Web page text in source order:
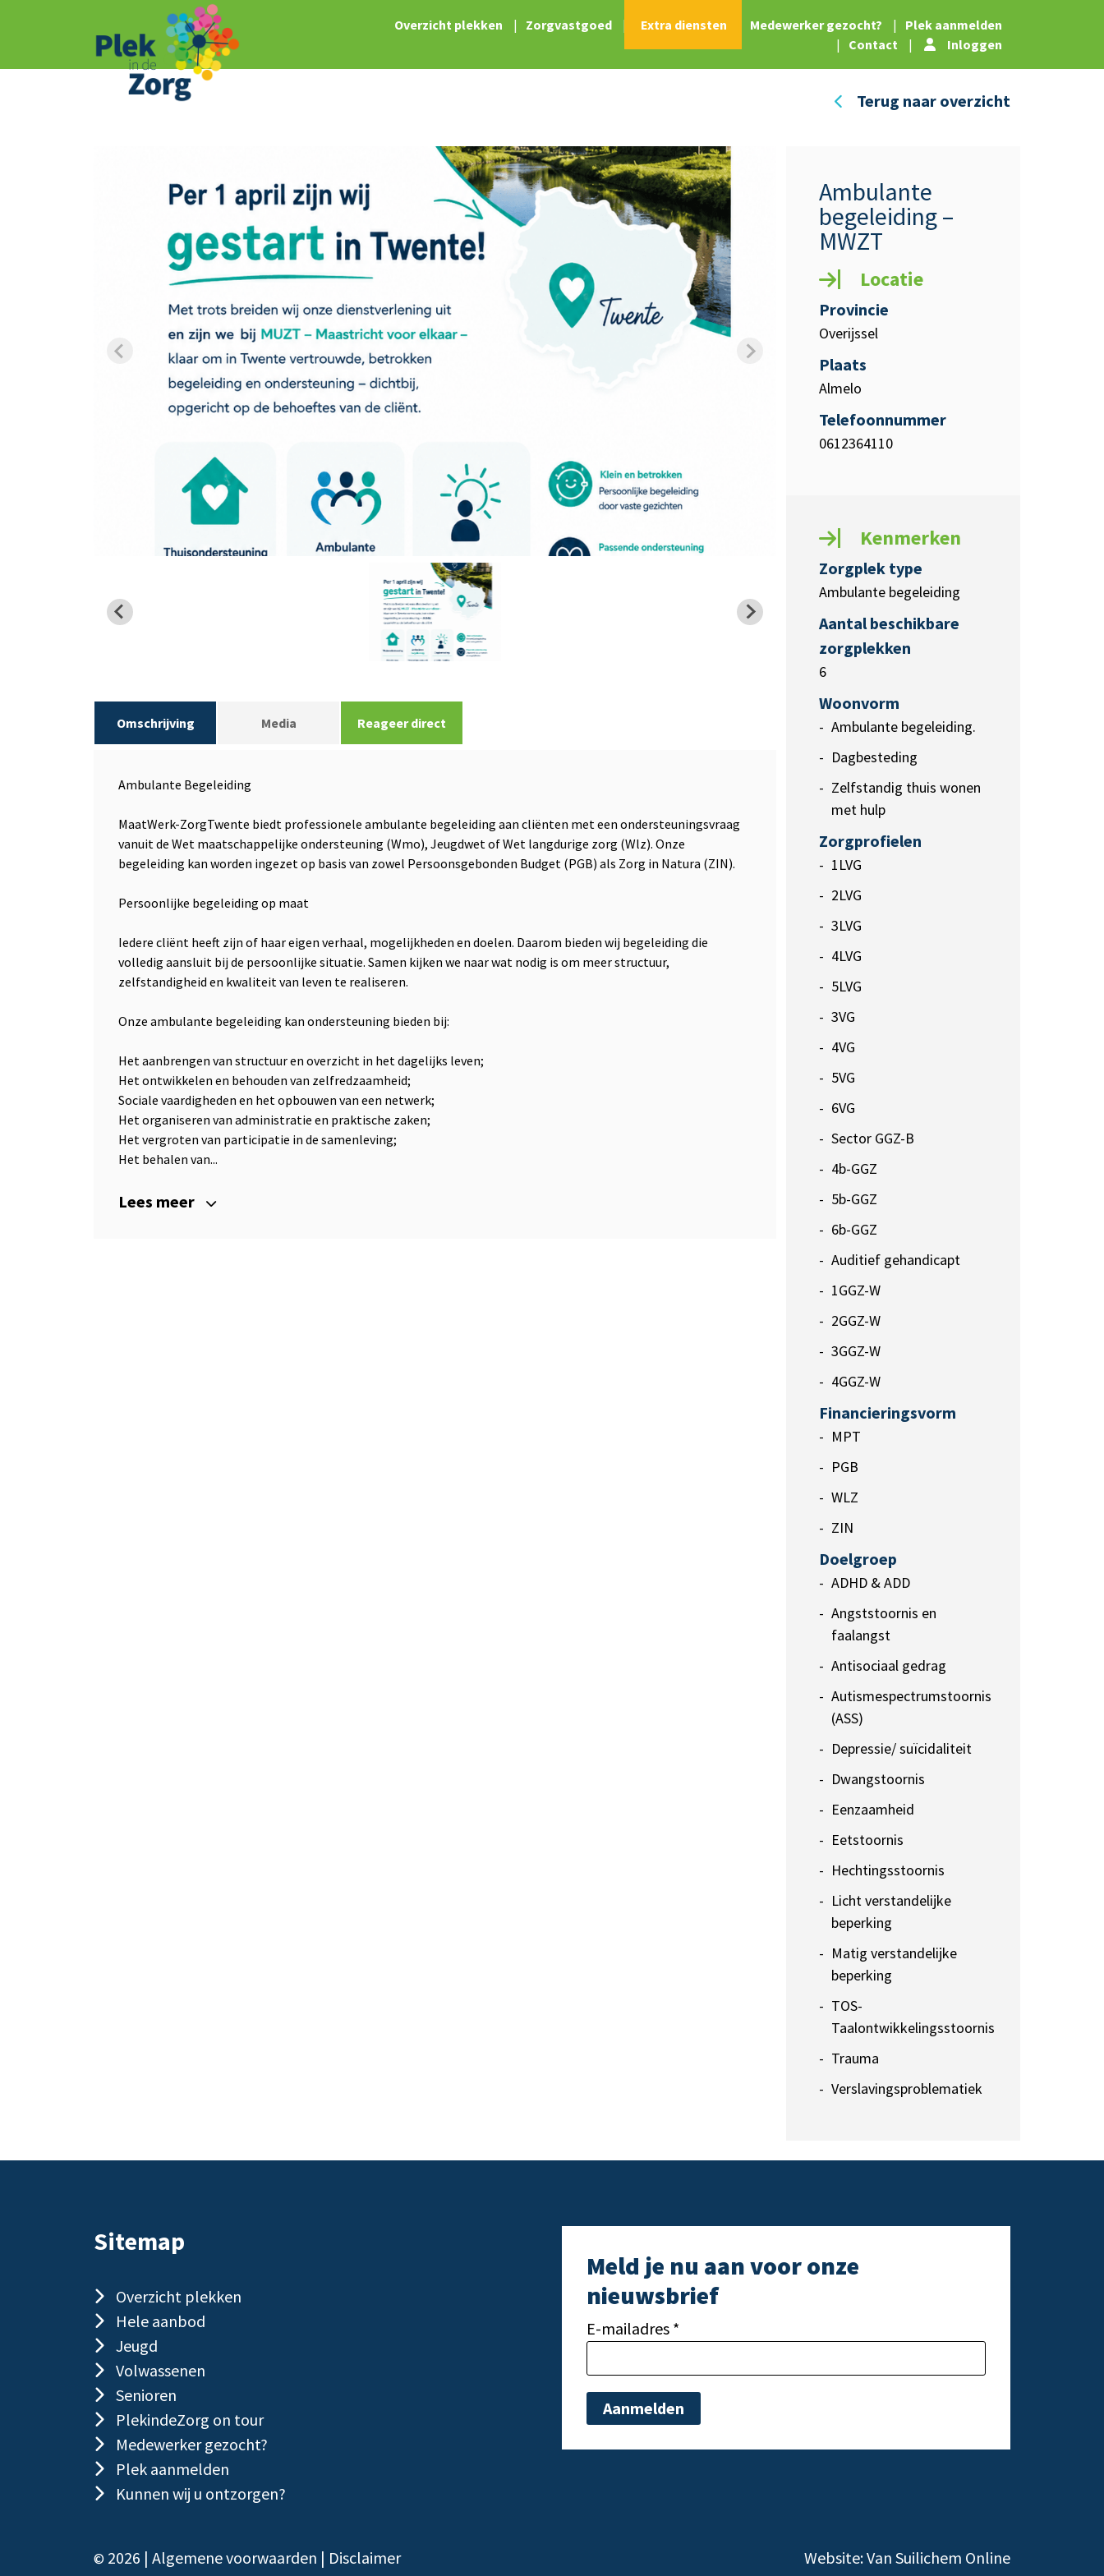
Overzicht plekken | Zorgvastgoed | Extra diensten Medewerker gezocht? |
Plek aanmelden
|
Contact | Inloggen
Terug naar overzicht
Omschrijving Media Reageer direct
Ambulante Begeleiding
MaatWerk-ZorgTwente biedt professionele ambulante begeleiding aan cliënten met een ondersteuningsvraag
vanuit de Wet maatschappelijke ondersteuning (Wmo), Jeugdwet of Wet langdurige zorg (Wlz). Onze
begeleiding kan worden ingezet op basis van zowel Persoonsgebonden Budget (PGB) als Zorg in Natura (ZIN).
Persoonlijke begeleiding op maat
Iedere cliënt heeft zijn of haar eigen verhaal, mogelijkheden en doelen. Daarom bieden wij begeleiding die
volledig aansluit bij de persoonlijke situatie. Samen kijken we naar wat nodig is om meer structuur,
zelfstandigheid en kwaliteit van leven te realiseren.
Onze ambulante begeleiding kan ondersteuning bieden bij:
Het aanbrengen van structuur en overzicht in het dagelijks leven;
Het ontwikkelen en behouden van zelfredzaamheid;
Sociale vaardigheden en het opbouwen van een netwerk;
Het organiseren van administratie en praktische zaken;
Het vergroten van participatie in de samenleving;
Het behalen van...
Lees meer
Ambulante
begeleiding –
MWZT
Locatie
Provincie
Overijssel
Plaats
Almelo
Telefoonnummer
0612364110
Kenmerken
Zorgplek type
Ambulante begeleiding
Aantal beschikbare
zorgplekken
6
Woonvorm
Ambulante begeleiding.
Dagbesteding
Zelfstandig thuis wonen
met hulp
Zorgprofielen
1LVG
2LVG
3LVG
4LVG
5LVG
3VG
4VG
5VG
6VG
Sector GGZ-B
4b-GGZ
5b-GGZ
6b-GGZ
Auditief gehandicapt
1GGZ-W
2GGZ-W
3GGZ-W
4GGZ-W
Financieringsvorm
MPT
PGB
WLZ
ZIN
Doelgroep
ADHD & ADD
Angststoornis en
faalangst
Antisociaal gedrag
Autismespectrumstoornis
(ASS)
Depressie/ suïcidaliteit
Dwangstoornis
Eenzaamheid
Eetstoornis
Hechtingsstoornis
Licht verstandelijke
beperking
Matig verstandelijke
beperking
TOS-
Taalontwikkelingsstoornis
Trauma
Verslavingsproblematiek
Sitemap
Overzicht plekken
Hele aanbod
Jeugd
Volwassenen
Senioren
PlekindeZorg on tour
Medewerker gezocht?
Plek aanmelden
Kunnen wij u ontzorgen?
Meld je nu aan voor onze
nieuwsbrief
E-mailadres *
© 2026 | Algemene voorwaarden | Disclaimer Website:Van Suilichem Online